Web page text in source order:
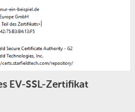
EV-SSL-Zertifikat